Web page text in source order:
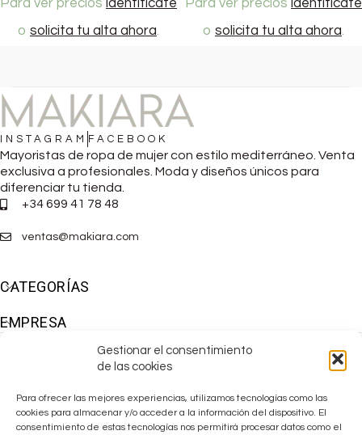
Gestionar el consentimiento
de las cookies
Para ofrecer las mejores experiencias, utilizamos tecnologías como las
cookies para almacenar y/o acceder a la información del dispositivo. El
consentimiento de estas tecnologías nos permitirá procesar datos como el
Para ver precios identifícate
o solicita tu alta ahora.
Para ver precios identifícate
o solicita tu alta ahora.
INSTAGRAM FACEBOOK
Mayoristas de ropa de mujer con estilo mediterráneo. Venta
exclusiva a profesionales. Moda y diseños únicos para
diferenciar tu tienda.
+34 699 41 78 48
ventas@makiara.com
CATEGORÍAS
EMPRESA